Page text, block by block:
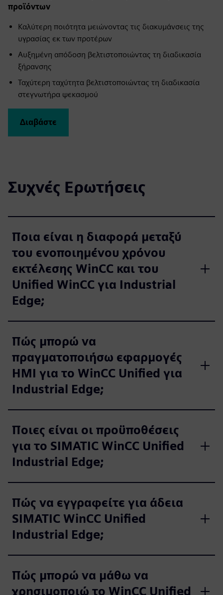
προϊόντων
Καλύτερη ποιότητα μειώνοντας τις διακυμάνσεις της
υγρασίας εκ των προτέρων
Αυξημένη απόδοση βελτιστοποιώντας τη διαδικασία
ξήρανσης
Ταχύτερη ταχύτητα βελτιστοποιώντας τη διαδικασία
στεγνωτήρα ψεκασμού
Διαβάστε
Συχνές Ερωτήσεις
Ποια είναι η διαφορά μεταξύ
του ενοποιημένου χρόνου
εκτέλεσης WinCC και του
Unified WinCC για Industrial
Edge;
Πώς μπορώ να
πραγματοποιήσω εφαρμογές
HMI για το WinCC Unified για
Industrial Edge;
Ποιες είναι οι προϋποθέσεις
για το SIMATIC WinCC Unified
Industrial Edge;
Πώς να εγγραφείτε για άδεια
SIMATIC WinCC Unified
Industrial Edge;
Πώς μπορώ να μάθω να
χρησιμοποιώ το WinCC Unified